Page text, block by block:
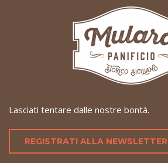
Lasciati tentare dalle nostre bontà.
REGISTRATI ALLA NEWSLETTER